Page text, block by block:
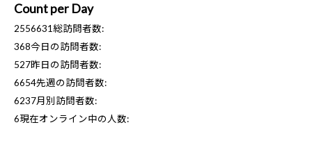
Count per Day
2556631総訪問者数:
368今日の訪問者数:
527昨日の訪問者数:
6654先週の訪問者数:
6237月別訪問者数:
6現在オンライン中の人数: